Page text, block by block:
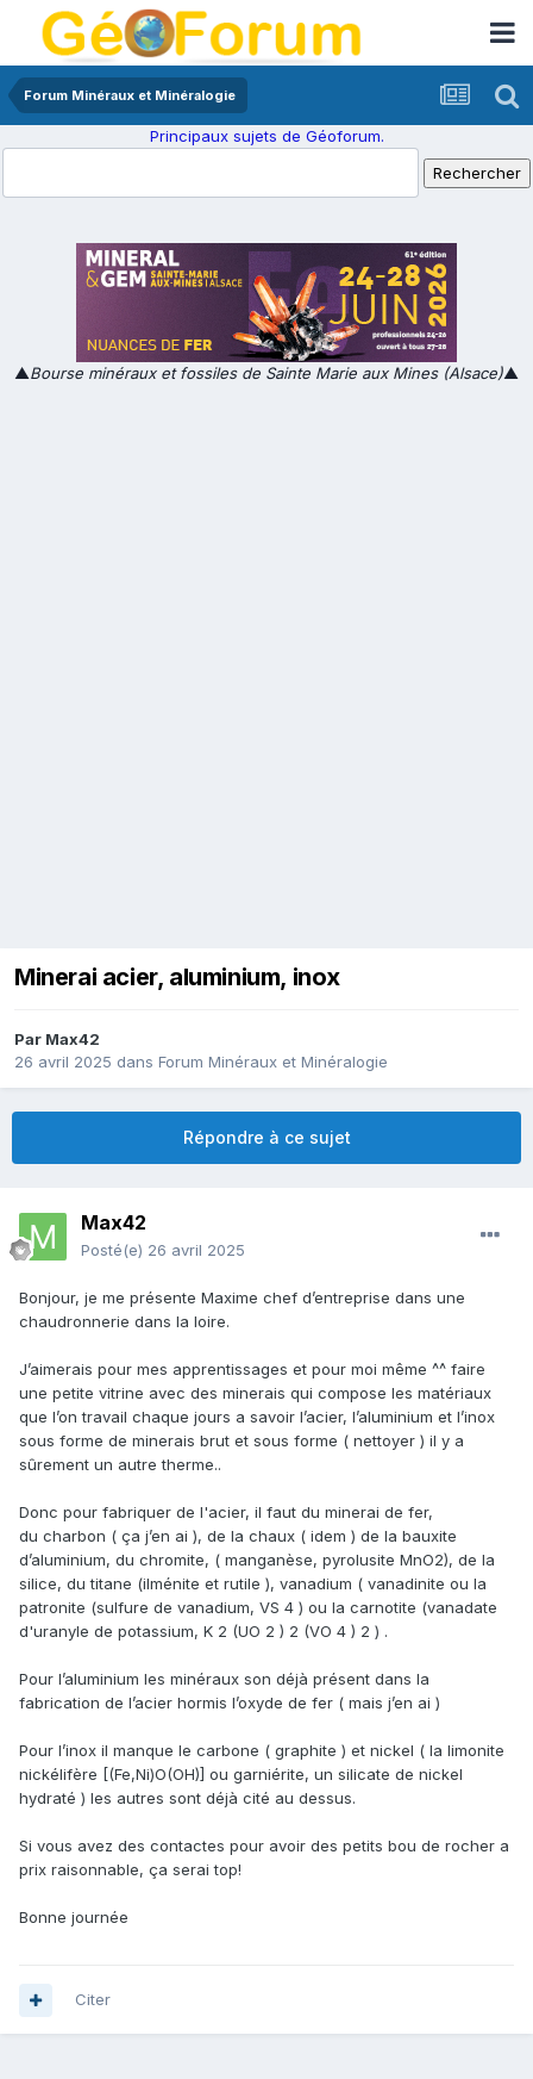
Forum Minéraux et Minéralogie
Principaux sujets de Géoforum.
▲Bourse minéraux et fossiles de Sainte Marie aux Mines (Alsace)▲
Minerai acier, aluminium, inox
Par Max42
26 avril 2025 dans Forum Minéraux et Minéralogie
Répondre à ce sujet
Max42
Posté(e) 26 avril 2025
Bonjour, je me présente Maxime chef d’entreprise dans une
chaudronnerie dans la loire.
J’aimerais pour mes apprentissages et pour moi même ^^ faire
une petite vitrine avec des minerais qui compose les matériaux
que l’on travail chaque jours a savoir l’acier, l’aluminium et l’inox
sous forme de minerais brut et sous forme ( nettoyer ) il y a
sûrement un autre therme..
Donc pour fabriquer de l'acier, il faut du minerai de fer,
du charbon ( ça j’en ai ), de la chaux ( idem ) de la bauxite
d’aluminium, du chromite, ( manganèse, pyrolusite MnO2), de la
silice, du titane (ilménite et rutile ), vanadium ( vanadinite ou la
patronite (sulfure de vanadium, VS 4 ) ou la carnotite (vanadate
d'uranyle de potassium, K 2 (UO 2 ) 2 (VO 4 ) 2 ) .
Pour l’aluminium les minéraux son déjà présent dans la
fabrication de l’acier hormis l’oxyde de fer ( mais j’en ai )
Pour l’inox il manque le carbone ( graphite ) et nickel ( la limonite
nickélifère [(Fe,Ni)O(OH)] ou garniérite, un silicate de nickel
hydraté ) les autres sont déjà cité au dessus.
Si vous avez des contactes pour avoir des petits bou de rocher a
prix raisonnable, ça serai top!
Bonne journée
Citer